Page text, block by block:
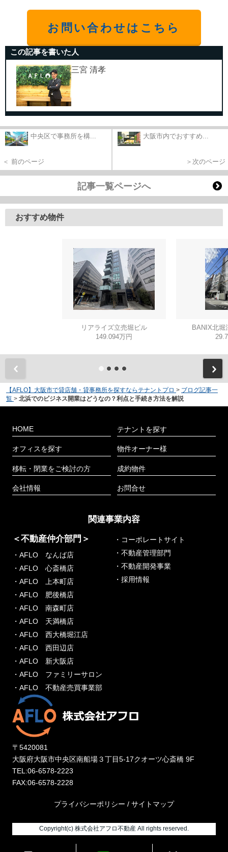
お問い合わせはこちら
この記事を書いた人
三宮 清孝
中央区で事務所を構...
＜ 前のページ
大阪市内でおすすめ...
＞次のページ
記事一覧ページへ
おすすめ物件
リアライズ立売堀ビル
149.094万円
BANIX北堀
【AFLO】大阪市で貸店舗・貸事務所を探すならテナントプロ > ブログ記事一
覧 > 北浜でのビジネス開業はどうなの？利点と手続き方法を解説
HOME
オフィスを探す
移転・閉業をご検討の方
会社情報
テナントを探す
物件オーナー様
成約物件
お問合せ
関連事業内容
＜不動産仲介部門＞
・AFLO なんば店
・AFLO 心斎橋店
・AFLO 上本町店
・AFLO 肥後橋店
・AFLO 南森町店
・AFLO 天満橋店
・AFLO 西大橋堀江店
・AFLO 西田辺店
・AFLO 新大阪店
・AFLO ファミリーサロン
・AFLO 不動産売買事業部
・コーポレートサイト
・不動産管理部門
・不動産開発事業
・採用情報
〒5420081
大阪府大阪市中央区南船場３丁目5-17クオーツ心斎橋 9F
TEL:06-6578-2223
FAX:06-6578-2228
プライバシーポリシー / サイトマップ
Copyright(c) 株式会社アフロ不動産 All rights reserved.